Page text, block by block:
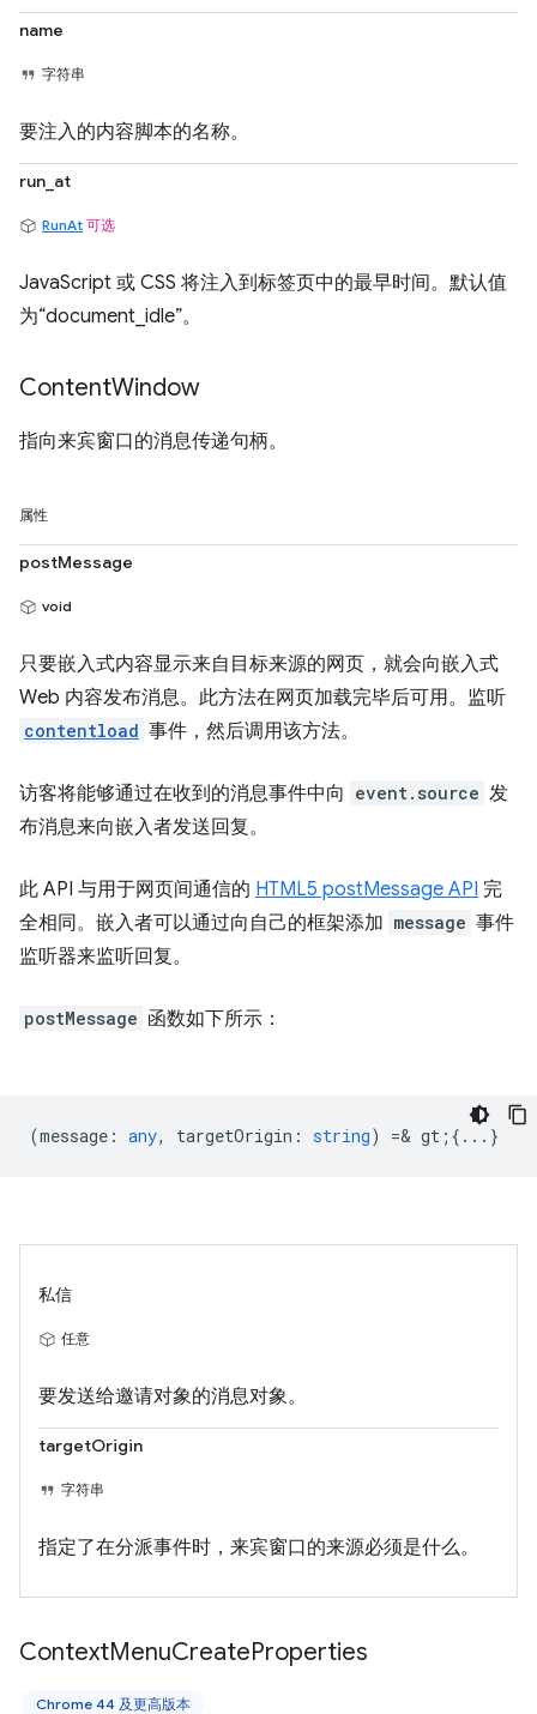
name
字符串
要注入的内容脚本的名称。
run_at
RunAt 可选
JavaScript 或 CSS 将注入到标签页中的最早时间。默认值
为“document_idle”。
ContentWindow
指向来宾窗口的消息传递句柄。
属性
postMessage
void
只要嵌入式内容显示来自目标来源的网页，就会向嵌入式
Web 内容发布消息。此方法在网页加载完毕后可用。监听
contentload 事件，然后调用该方法。
访客将能够通过在收到的消息事件中向 event.source 发
布消息来向嵌入者发送回复。
此 API 与用于网页间通信的 HTML5 postMessage API 完
全相同。嵌入者可以通过向自己的框架添加 message 事件
监听器来监听回复。
postMessage 函数如下所示：
(message : any, targetOrigin : string) =& gt;{...}
私信
任意
要发送给邀请对象的消息对象。
targetOrigin
字符串
指定了在分派事件时，来宾窗口的来源必须是什么。
ContextMenuCreateProperties
Chrome 44 及更高版本